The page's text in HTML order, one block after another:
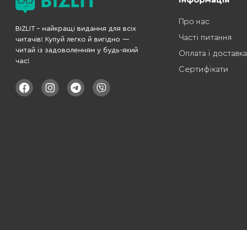
BIZLIT – найкращі видання для всіх
читачів! Купуй легко й вигідно —
читай із задоволенням у будь-який
час!
Про нас
Часті питання
Оплата і доставка
Сертифікати